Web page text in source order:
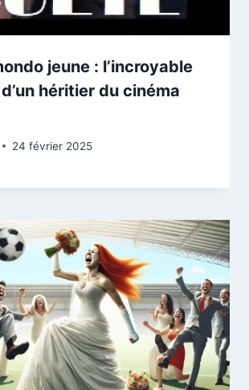
jeune : l’incroyable
héritier du cinéma
24 février 2025